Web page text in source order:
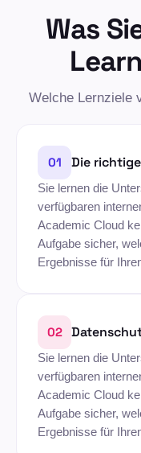
Was
Welche Lernziele
01 Die
Sie lernen die
verfügbaren
Academic Cloud
Aufgabe sicher,
Ergebnisse für
02
Sie lernen die
verfügbaren
Academic Cloud
Aufgabe sicher,
Ergebnisse für